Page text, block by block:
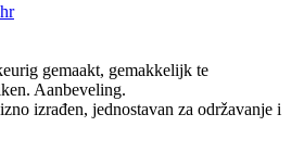
gemaakt, gemakkelijk te
Aanbeveling.
izrađen, jednostavan za održavanje i